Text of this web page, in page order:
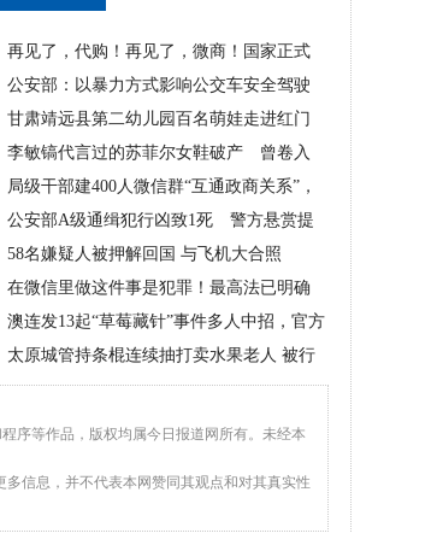
再见了，代购！再见了，微商！国家正式
出手，1月1日起实施！
公安部：以暴力方式影响公交车安全驾驶
一律立案侦查
甘肃靖远县第二幼儿园百名萌娃走进红门
零距离体验消防
李敏镐代言过的苏菲尔女鞋破产 曾卷入
超50起诉讼
局级干部建400人微信群“互通政商关系”，
该查！
公安部A级通缉犯行凶致1死 警方悬赏提
高至20万元！
58名嫌疑人被押解回国 与飞机大合照
在微信里做这件事是犯罪！最高法已明确
澳连发13起“草莓藏针”事件多人中招，官方
建议：切碎再吃
太原城管持条棍连续抽打卖水果老人 被行
拘10日
序等作品，版权均属今日报道网所有。未经本
信息，并不代表本网赞同其观点和对其真实性